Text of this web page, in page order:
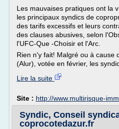
Les mauvaises pratiques ont la
les principaux syndics de
des tarifs excessifs et leurs
des clauses abusives, selon
l'UFC-Que -Choisir et l'Arc.
Rien n'y fait! Malgré ou à cause
(Alur), votée en février, les
Lire la suite
Site : http://www.multirisque-
Syndic, Conseil
coprocotedazur.fr